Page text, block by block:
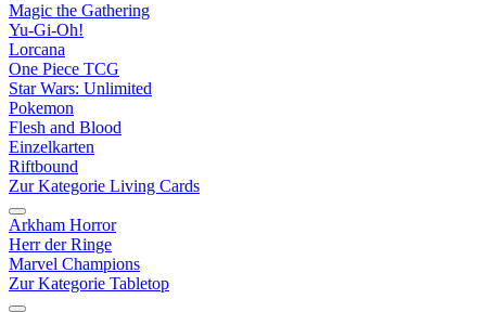
Magic the Gathering
Yu-Gi-Oh!
Lorcana
One Piece TCG
Star Wars: Unlimited
Pokemon
Flesh and Blood
Einzelkarten
Riftbound
Zur Kategorie Living Cards
Arkham Horror
Herr der Ringe
Marvel Champions
Zur Kategorie Tabletop